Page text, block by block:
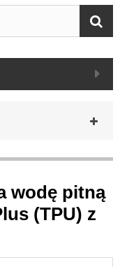
wodę pitną
(TPU) z